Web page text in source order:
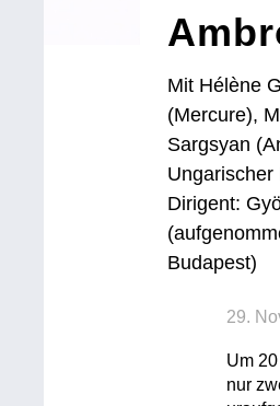
Mit Hélène
(Mercure),
Sargsyan
Ungarischer
Dirigent:
Budapest)
29.
Um
nur